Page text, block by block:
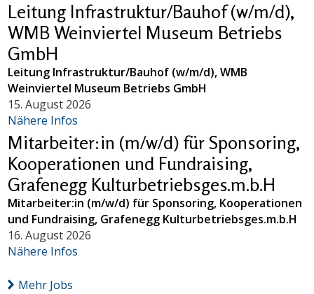
Leitung Infrastruktur/Bauhof (w/m/d),
WMB Weinviertel Museum Betriebs
GmbH
Leitung Infrastruktur/Bauhof (w/m/d), WMB
Weinviertel Museum Betriebs GmbH
15. August 2026
Nähere Infos
Mitarbeiter:in (m/w/d) für Sponsoring,
Kooperationen und Fundraising,
Grafenegg Kulturbetriebsges.m.b.H
Mitarbeiter:in (m/w/d) für Sponsoring, Kooperationen
und Fundraising, Grafenegg Kulturbetriebsges.m.b.H
16. August 2026
Nähere Infos
Mehr Jobs